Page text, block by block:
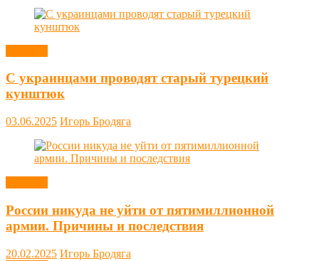
С украинцами проводят старый турецкий
кунштюк
03.06.2025 Игорь Бродяга
России никуда не уйти от пятимиллионной
армии. Причины и последствия
20.02.2025 Игорь Бродяга